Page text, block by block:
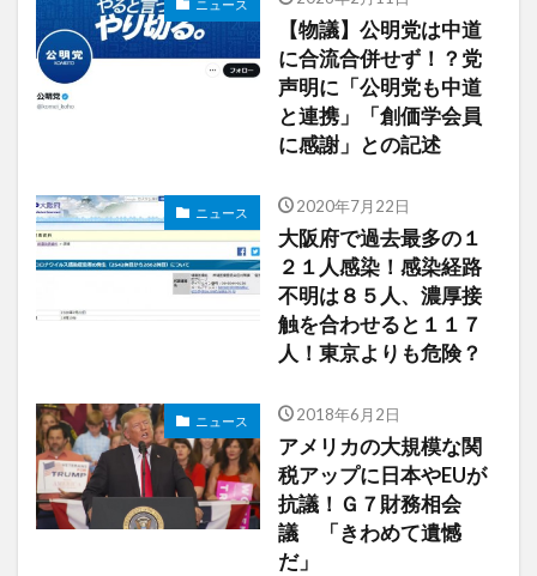
ニュース
【物議】公明党は中道
に合流合併せず！？党
声明に「公明党も中道
と連携」「創価学会員
に感謝」との記述
ニュース 2020年7月22日
大阪府で過去最多の１
２１人感染！感染経路
不明は８５人、濃厚接
触を合わせると１１７
人！東京よりも危険？
ニュース 2018年6月2日
アメリカの大規模な関
税アップに日本やEUが
抗議！Ｇ７財務相会
議 「きわめて遺憾
だ」